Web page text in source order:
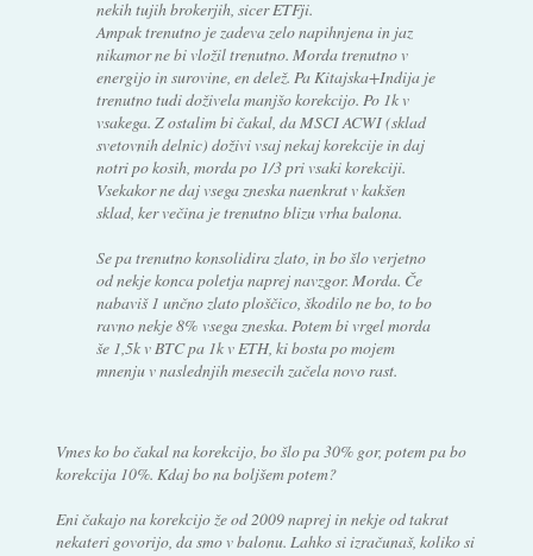
nekih tujih brokerjih, sicer ETFji.
Ampak trenutno je zadeva zelo napihnjena in jaz
nikamor ne bi vložil trenutno. Morda trenutno v
energijo in surovine, en delež. Pa Kitajska+Indija je
trenutno tudi doživela manjšo korekcijo. Po 1k v
vsakega. Z ostalim bi čakal, da MSCI ACWI (sklad
svetovnih delnic) doživi vsaj nekaj korekcije in daj
notri po kosih, morda po 1/3 pri vsaki korekciji.
Vsekakor ne daj vsega zneska naenkrat v kakšen
sklad, ker večina je trenutno blizu vrha balona.
Se pa trenutno konsolidira zlato, in bo šlo verjetno
od nekje konca poletja naprej navzgor. Morda. Če
nabaviš 1 unčno zlato ploščico, škodilo ne bo, to bo
ravno nekje 8% vsega zneska. Potem bi vrgel morda
še 1,5k v BTC pa 1k v ETH, ki bosta po mojem
mnenju v naslednjih mesecih začela novo rast.
Vmes ko bo čakal na korekcijo, bo šlo pa 30% gor, potem pa bo
korekcija 10%. Kdaj bo na boljšem potem?
Eni čakajo na korekcijo že od 2009 naprej in nekje od takrat
nekateri govorijo, da smo v balonu. Lahko si izračunaš, koliko si